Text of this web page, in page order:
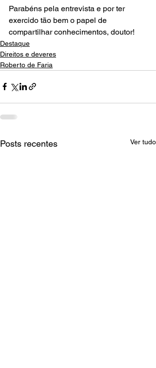
Parabéns pela entrevista e por ter
exercido tão bem o papel de
compartilhar conhecimentos, doutor!
Destaque
Direitos e deveres
Roberto de Faria
Posts recentes Ver tudo